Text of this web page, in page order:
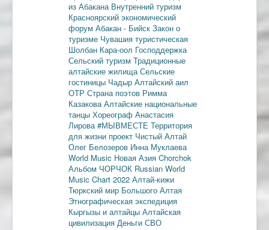
из Абакана Внутренний туризм
Красноярский экономический
форум Абакан - Бийск Закон о
туризме Чувашия туристическая
Шолбан Кара-оол Господдержка
Сельский туризм Традиционные
алтайские жилища Сельские
гостиницы Чадыр Алтайский аил
ОТР Страна поэтов Римма
Казакова Алтайские национальные
танцы Хореограф Анастасия
Лирова #МЫВМЕСТЕ Территория
для жизни проект Чистый Алтай
Олег Белозеров Инна Муклаева
World Music Новая Азия Chorchok
Альбом ЧОРЧОК Russian World
Music Chart 2022 Алтай-кижи
Тюркский мир Большого Алтая
Этнографическая экспедиция
Кыргызы и алтайцы Алтайская
цивилизация Деньги СВО